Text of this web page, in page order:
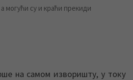
могући су и краћи прекиди
на самом изворишту, у току